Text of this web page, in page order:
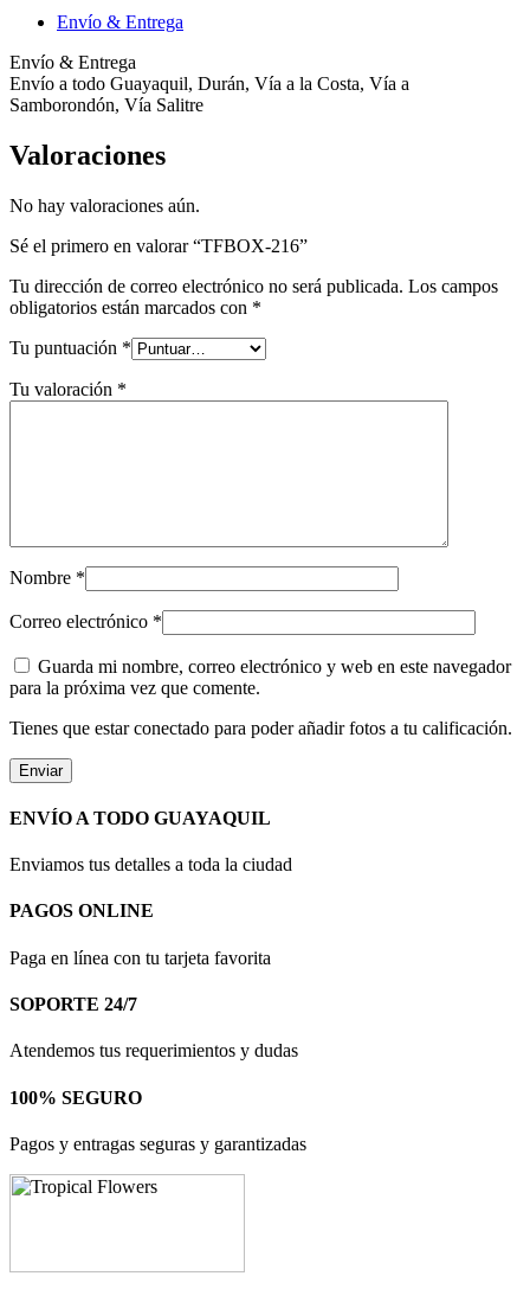
Envío & Entrega
Envío & Entrega
Envío a todo Guayaquil, Durán, Vía a la Costa, Vía a
Samborondón, Vía Salitre
Valoraciones
No hay valoraciones aún.
Sé el primero en valorar “TFBOX-216”
Tu dirección de correo electrónico no será publicada. Los campos
obligatorios están marcados con *
Tu puntuación *
Tu valoración *
Nombre *
Correo electrónico *
Guarda mi nombre, correo electrónico y web en este navegador
para la próxima vez que comente.
Tienes que estar conectado para poder añadir fotos a tu calificación.
ENVÍO A TODO GUAYAQUIL
Enviamos tus detalles a toda la ciudad
PAGOS ONLINE
Paga en línea con tu tarjeta favorita
SOPORTE 24/7
Atendemos tus requerimientos y dudas
100% SEGURO
Pagos y entragas seguras y garantizadas